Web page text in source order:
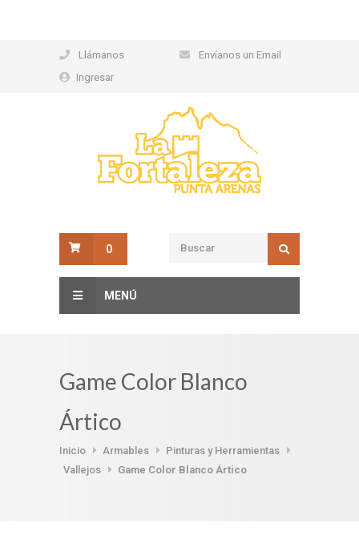
Llámanos
Envíanos un Email
Ingresar
0
MENÚ
Game Color Blanco
Ártico
Inicio Armables
Pinturas y Herramientas
Vallejos
Game Color Blanco Ártico